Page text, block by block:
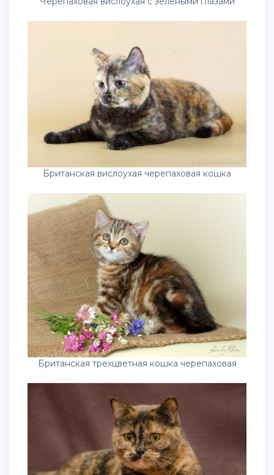
Британская вислоухая черепаховая кошка
Британская трехцветная кошка черепаховая